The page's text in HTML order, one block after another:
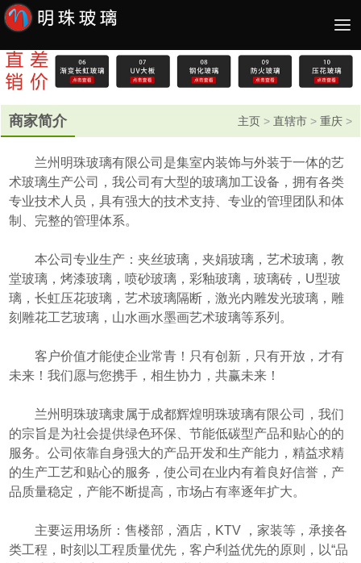
商家简介 主页 > 直辖市 > 重庆 >
兰州明珠玻璃有限公司是集室内装饰与外装于一体的艺
术玻璃生产公司，我公司有大型的玻璃加工设备，拥有各类
专业技术人员，具有强大的技术支持、专业的管理团队和体
制、完整的管理体系。
本公司专业生产：夹丝玻璃，夹娟玻璃，艺术玻璃，教
堂玻璃，烤漆玻璃，喷砂玻璃，彩釉玻璃，玻璃砖，U型玻
璃，长虹压花玻璃，艺术玻璃隔断，激光内雕发光玻璃，雕
刻雕花工艺玻璃，山水画水墨画艺术玻璃等系列。
客户价值才能使企业常青！只有创新，只有开放，才有
未来！我们愿与您携手，相生协力，共赢未来！
兰州明珠玻璃隶属于成都辉煌明珠玻璃有限公司，我们
的宗旨是为社会提供绿色环保、节能低碳型产品和贴心的的
服务。公司依靠自身强大的产品开发和生产能力，精益求精
的生产工艺和贴心的服务，使公司在业内有着良好信誉，产
品质量稳定，产能不断提高，市场占有率逐年扩大。
主要运用场所：售楼部，酒店，KTV ，家装等，承接各
类工程，时刻以工程质量优先，客户利益优先的原则，以“品